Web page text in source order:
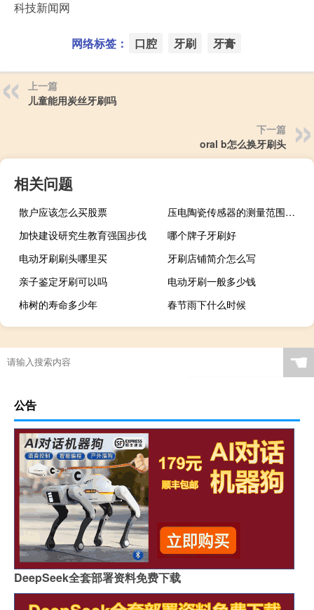
科技新闻网
网络标签： 口腔 牙刷 牙膏
上一篇
儿童能用炭丝牙刷吗
下一篇
oral b怎么换牙刷头
相关问题
散户应该怎么买股票
压电陶瓷传感器的测量范围（压电陶瓷传感器）
加快建设研究生教育强国步伐
哪个牌子牙刷好
电动牙刷刷头哪里买
牙刷店铺简介怎么写
亲子鉴定牙刷可以吗
电动牙刷一般多少钱
柿树的寿命多少年
春节雨下什么时候
☚
公告
DeepSeek全套部署资料免费下载